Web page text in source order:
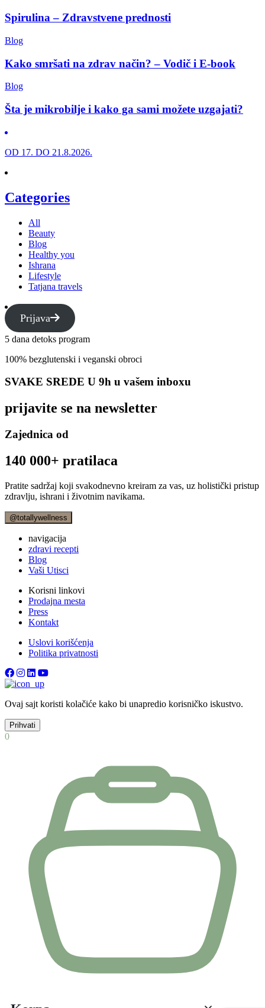
Spirulina – Zdravstvene prednosti
Blog
Kako smršati na zdrav način? – Vodič i E-book
Blog
Šta je mikrobilje i kako ga sami možete uzgajati?
OD 17. DO 21.8.2026.
Categories
All
Beauty
Blog
Healthy you
Ishrana
Lifestyle
Tatjana travels
Prijava
5 dana detoks program
100% bezglutenski i veganski obroci
SVAKE SREDE U 9h u vašem inboxu
prijavite se na newsletter
Zajednica od
140 000+ pratilaca
Pratite sadržaj koji svakodnevno kreiram za vas, uz holistički pristup
zdravlju, ishrani i životnim navikama.
@totallywellness
navigacija
zdravi recepti
Blog
Vaši Utisci
Korisni linkovi
Prodajna mesta
Press
Kontakt
Uslovi korišćenja
Politika privatnosti
Ovaj sajt koristi kolačiće kako bi unapredio korisničko iskustvo.
Prihvati
0